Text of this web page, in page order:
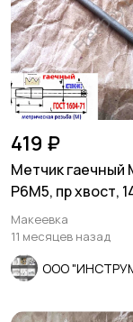
419 ₽
Метчик гаечный
Р6М5, пр хвост,
основ шаг, СССР.
Макеевка
11 месяцев назад